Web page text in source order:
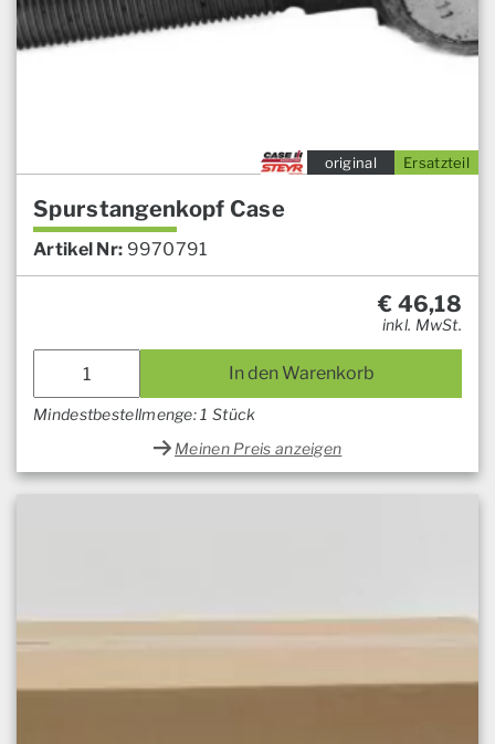
Ersatzteil
original
Spurstangenkopf Case
Artikel Nr: 9970791
€ 46,18
inkl. MwSt.
In den Warenkorb
Mindestbestellmenge: 1 Stück
Meinen Preis anzeigen